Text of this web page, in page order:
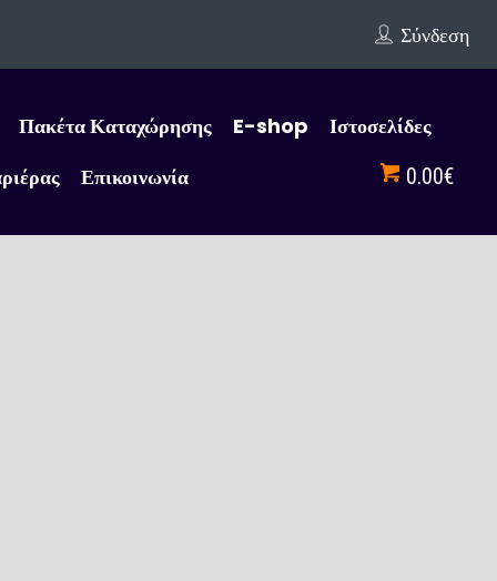
Σύνδεση
Πακέτα Καταχώρησης E-shop
Ιστοσελίδες
Επικοινωνία 0.00€